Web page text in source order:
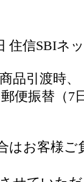
住信SBIネ
品引渡時、
（7日
はお客様ご